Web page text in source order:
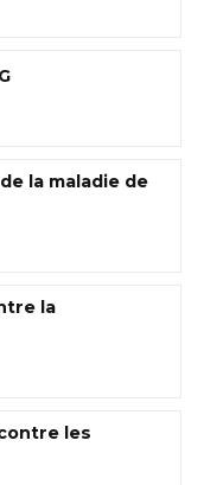
la maladie de
la
les